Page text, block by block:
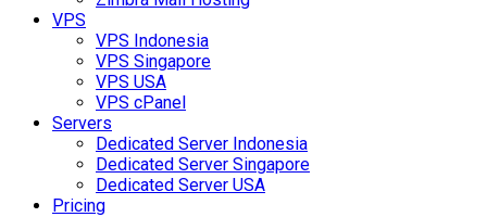
VPS
VPS Indonesia
VPS Singapore
VPS USA
VPS cPanel
Servers
Dedicated Server Indonesia
Dedicated Server Singapore
Dedicated Server USA
Pricing